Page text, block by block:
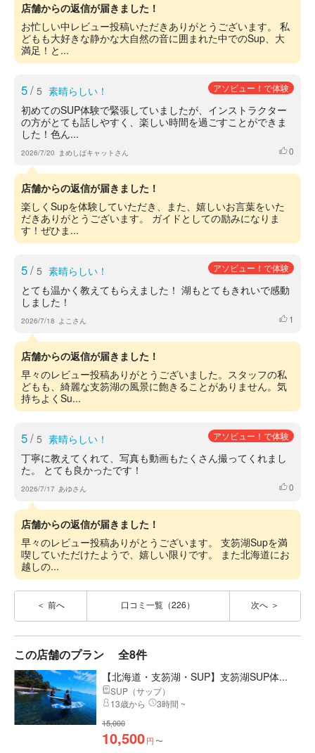
店舗からの返信が届きました！
お忙しい中レビュー投稿いただきありがとうございます。 私
どもも大好きな静かな大自然の音に囲まれた中でのSup、大
満足！と...
5/ 5 素晴らしい！ アソビュー！で体験
初めてのSUP体験で緊張していましたが、インストラクター
の方がとても話しやすく、楽しい時間を過ごすことができま
した！色ん...
2026/7/20 まめしばキャットさん いいね
0
店舗からの返信が届きました！
楽しくSupを体験していただき、また、嬉しいお言葉をいた
だきありがとうございます。 ガイドとしての励みになりま
す！ぜひま...
5/ 5 素晴らしい！ アソビュー！で体験
とても温かく教えてもらえました！ 湖もとてもきれいで感動
しました！
2026/7/18 よこさん いいね
1
店舗からの返信が届きました！
早々のレビュー投稿ありがとうございました。スタッフの私
どもも、綺麗な支笏湖の風景に飽きることがありません。気
持ちよくSu...
5/ 5 素晴らしい！ アソビュー！で体験
丁寧に教えてくれて、写真も動画もたくさん撮ってくれまし
た。 とても良かったです！
2026/7/17 あゆさん いいね
0
店舗からの返信が届きました！
早々のレビュー投稿ありがとうございます。 支笏湖Supを満
喫していただけたようで、嬉しい限りです。 また北海道にお
越しの...
前へ 口コミ一覧（226） 次へ
この店舗のプラン 全8件
【北海道・支笏湖・SUP】支笏湖SUP体...
SUP（サップ）
13歳から
3時間 ~
15,000
10,500円 〜